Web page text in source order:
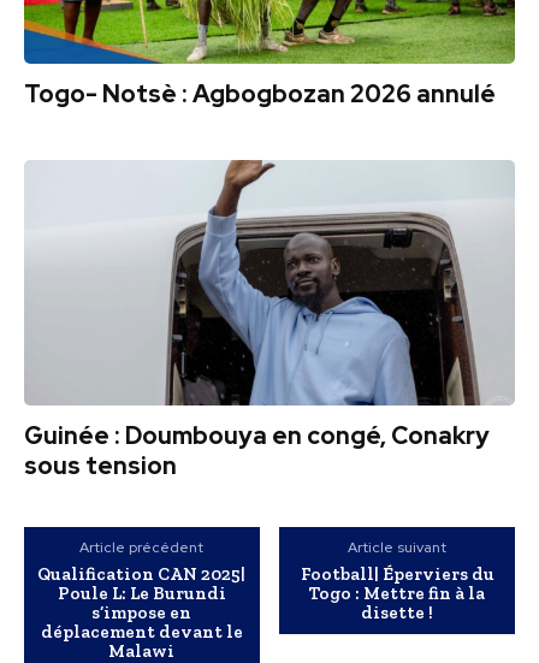
Togo- Notsè : Agbogbozan 2026 annulé
Guinée : Doumbouya en congé, Conakry
sous tension
Article précédent
Qualification CAN 2025|
Poule L: Le Burundi
s’impose en
déplacement devant le
Malawi
Article suivant
Football| Éperviers du
Togo : Mettre fin à la
disette !